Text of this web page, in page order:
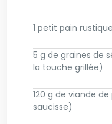
1 petit pain
5 g de graines de
la touche grillée)
120 g de viande
saucisse)